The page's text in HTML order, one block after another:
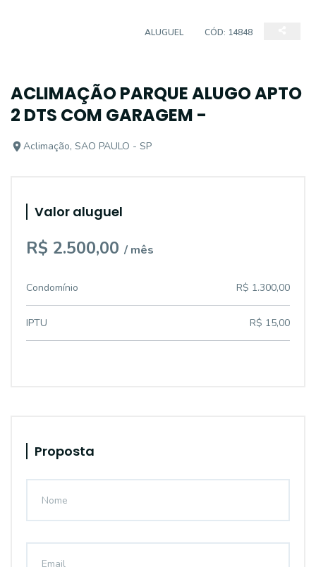
ALUGUEL CÓD: 14848
ACLIMAÇÃO PARQUE ALUGO APTO
2 DTS COM GARAGEM -
Aclimação, SAO PAULO - SP
Valor aluguel
R$ 2.500,00 / mês
Condomínio R$ 1.300,00
IPTU R$ 15,00
Proposta